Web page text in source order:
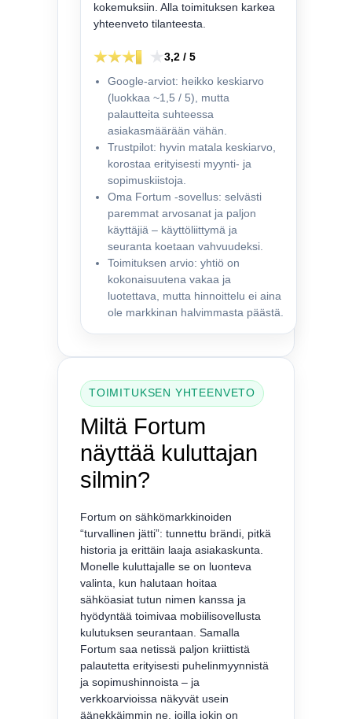
kokemuksiin. Alla toimituksen karkea
yhteenveto tilanteesta.
3,2 / 5
Google-arviot: heikko keskiarvo
(luokkaa ~1,5 / 5), mutta
palautteita suhteessa
asiakasmäärään vähän.
Trustpilot: hyvin matala keskiarvo,
korostaa erityisesti myynti- ja
sopimuskiistoja.
Oma Fortum -sovellus: selvästi
paremmat arvosanat ja paljon
käyttäjiä – käyttöliittymä ja
seuranta koetaan vahvuudeksi.
Toimituksen arvio: yhtiö on
kokonaisuutena vakaa ja
luotettava, mutta hinnoittelu ei aina
ole markkinan halvimmasta päästä.
TOIMITUKSEN YHTEENVETO
Miltä Fortum
näyttää kuluttajan
silmin?
Fortum on sähkömarkkinoiden
“turvallinen jätti”: tunnettu brändi, pitkä
historia ja erittäin laaja asiakaskunta.
Monelle kuluttajalle se on luonteva
valinta, kun halutaan hoitaa
sähköasiat tutun nimen kanssa ja
hyödyntää toimivaa mobiilisovellusta
kulutuksen seurantaan. Samalla
Fortum saa netissä paljon kriittistä
palautetta erityisesti puhelinmyynnistä
ja sopimushinnoista – ja
verkkoarvioissa näkyvät usein
äänekkäimmin ne, joilla jokin on